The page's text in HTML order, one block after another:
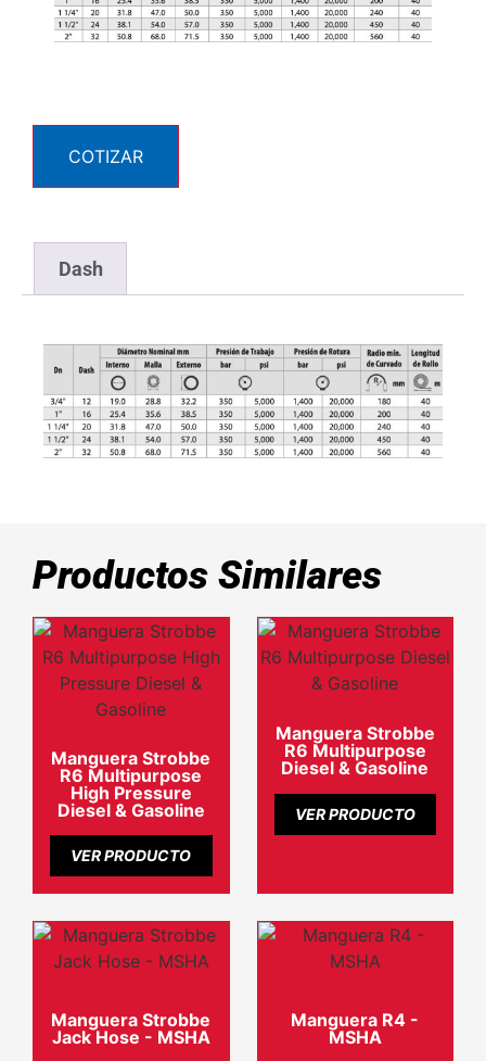
COTIZAR
Dash
Productos Similares
Manguera Strobbe
R6 Multipurpose
High Pressure
Diesel & Gasoline
VER PRODUCTO
Manguera Strobbe
R6 Multipurpose
Diesel & Gasoline
VER PRODUCTO
Manguera Strobbe
Jack Hose - MSHA
Manguera R4 -
MSHA